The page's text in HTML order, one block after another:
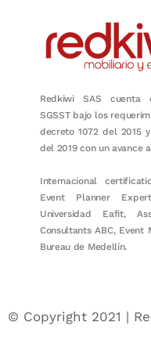
Redkiwi SAS cuenta
SGSST bajo los
decreto 1072 del 2015
del 2019 con un avance
Internacional
Event Planner
Universidad Eafit,
Consultants ABC, Event
Bureau de Medellín.
© Copyright 2021 |